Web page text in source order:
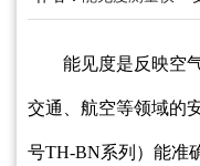
能见度是反映空
交通、航空等领域的
号TH-BN系列）能准